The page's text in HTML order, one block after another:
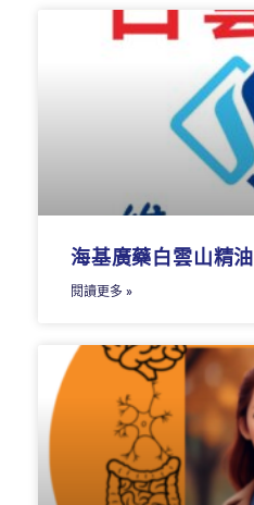
海基廣藥白雲山精油
閱讀更多 »